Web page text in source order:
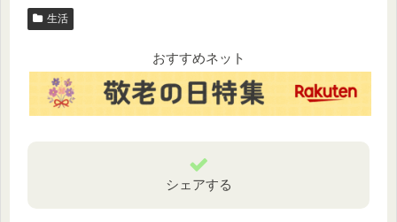
生活
おすすめネット
シェアする